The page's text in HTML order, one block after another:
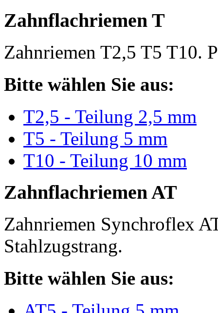
Zahnflachriemen T
Zahnriemen T2,5 T5 T10.
Bitte wählen Sie aus:
T2,5 - Teilung 2,5 mm
T5 - Teilung 5 mm
T10 - Teilung 10 mm
Zahnflachriemen AT
Zahnriemen Synchroflex
Stahlzugstrang.
Bitte wählen Sie aus: